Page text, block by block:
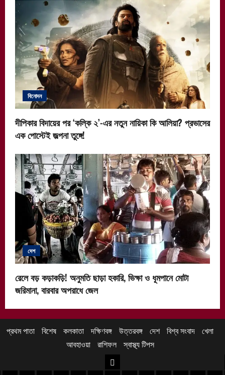
বিনোদন
দীপিকার বিদায়ের পর ‘কল্কি ২’-এর নতুন নায়িকা কি আলিয়া? প্রভাসের
এক পোস্টেই জল্পনা তুঙ্গে!
দেশ
রেলে বড় কড়াকড়ি! অনুমতি ছাড়া হকারি, ভিক্ষা ও ধূমপানে মোটা
জরিমানা, বারবার অপরাধে জেল
প্রথম পাতা বিশেষ কলকাতা দক্ষিণবঙ্গ উত্তরবঙ্গ দেশ বিশ্ব সংবাদ খেলা
আবহাওয়া
রাশিফল স্বাস্থ্য টিপস
উত্তরবঙ্গ